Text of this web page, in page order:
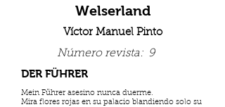
Welserland
Víctor Manuel Pinto
Número revista: 9
DER FÜHRER
Mein Führer asesino nunca duerme.
Mira flores rojas en su palacio blandiendo solo su